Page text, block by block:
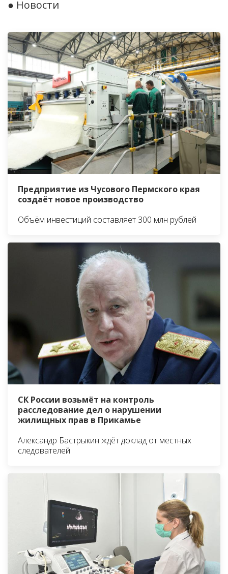
● Новости
Предприятие из Чусового Пермского края
создаёт новое производство
Объём инвестиций составляет 300 млн рублей
СК России возьмёт на контроль
расследование дел о нарушении
жилищных прав в Прикамье
Александр Бастрыкин ждёт доклад от местных
следователей